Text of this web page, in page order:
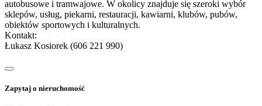
autobusowe i tramwajowe. W okolicy znajduje się szeroki wybór
sklepów, usług, piekarni, restauracji, kawiarni, klubów, pubów,
obiektów sportowych i kulturalnych.
Kontakt:
Łukasz Kosiorek (606 221 990)
Zapytaj o nieruchomość